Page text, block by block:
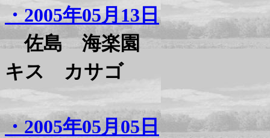
・2005年05月13日
佐島 海楽園
キス カサゴ
・2005年05月05日